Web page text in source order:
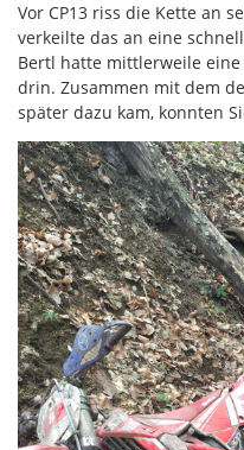
Vor CP13 riss die Kette an
verkeilte das an eine
Bertl hatte mittlerweile
drin. Zusammen mit dem
später dazu kam, konnten